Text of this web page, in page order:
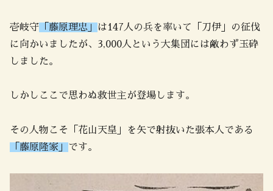
壱岐守 「藤原理忠」
は147人の兵を率いて「刀伊」の征伐
に向かいましたが、3,000人という大集団には敵わず玉砕
しました。
しかしここで思わぬ救世主が登場します。
その人物こそ「花山天皇」を矢で射抜いた張本人である
「藤原隆家」 です。